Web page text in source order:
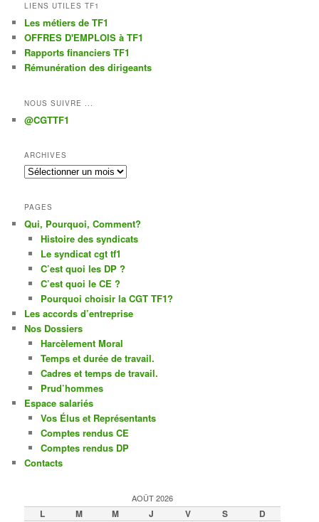
LIENS UTILES TF1
Les métiers de TF1
OFFRES D'EMPLOIS à TF1
Rapports financiers TF1
Rémunération des dirigeants
NOUS SUIVRE ...
@CGTTF1
ARCHIVES
Archives
PAGES
Qui, Pourquoi, Comment?
Histoire des syndicats
Le syndicat cgt tf1
C’est quoi les DP ?
C’est quoi le CE ?
Pourquoi choisir la CGT TF1?
Les accords d’entreprise
Nos Dossiers
Harcèlement Moral
Temps et durée de travail.
Cadres et temps de travail.
Prud’hommes
Espace salariés
Vos Élus et Représentants
Comptes rendus CE
Comptes rendus DP
Contacts
AOÛT 2026
L M M J V S D